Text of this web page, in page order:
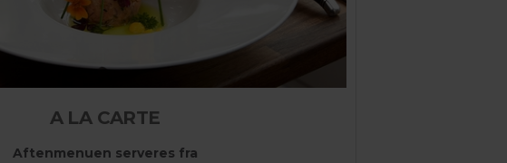
A LA CARTE
Aftenmenuen serveres fra